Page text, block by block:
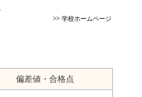
>>学校ホームページ
偏差値・合格点